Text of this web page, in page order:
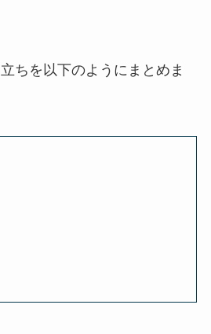
ちを以下のようにまとめま